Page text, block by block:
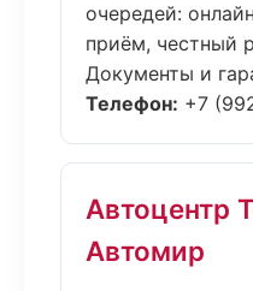
очередей:
приём, честный
Документы и
Телефон: +7
Автоцентр
Автомир